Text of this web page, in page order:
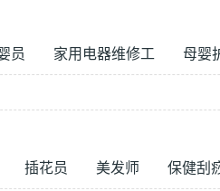
员 家用电器维修工 母婴
插花员 美发师 保健刮